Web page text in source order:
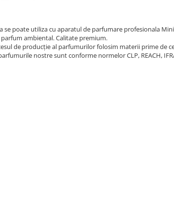
se poate utiliza cu aparatul de parfumare profesionala
parfum ambiental. Calitate premium.
de producție al parfumurilor folosim materii prime de
nostre sunt conforme normelor CLP, REACH,